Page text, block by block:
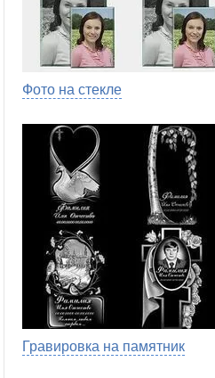
Фото на стекле
Гравировка на памятник